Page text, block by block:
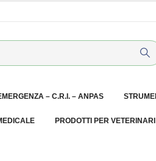
– C.R.I. – ANPAS
PRODOTTI PER VETERINARI